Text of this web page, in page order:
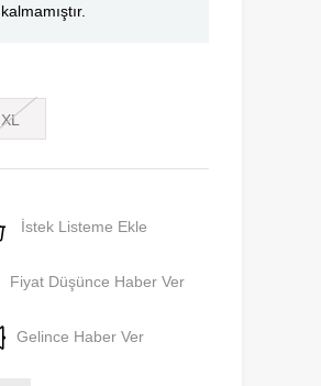
XL
İstek Listeme Ekle
Fiyat Düşünce Haber Ver
Gelince Haber Ver